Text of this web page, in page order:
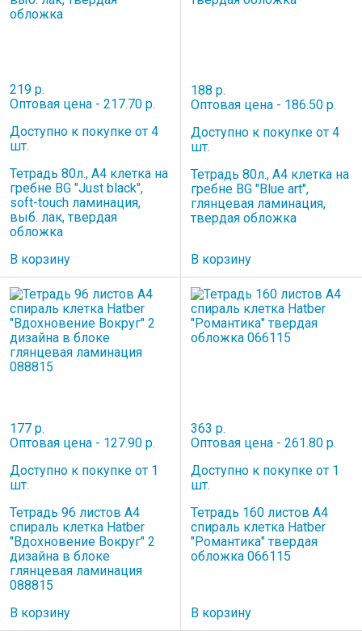
219 р.
Оптовая цена - 217.70 р.
Доступно к покупке от 4
шт.
Тетрадь 80л., А4 клетка на
гребне BG "Just black",
soft-touch ламинация,
выб. лак, твердая
обложка
В корзину
188 р.
Оптовая цена - 186.50 р.
Доступно к покупке от 4
шт.
Тетрадь 80л., А4 клетка на
гребне BG "Blue art",
глянцевая ламинация,
твердая обложка
В корзину
177 р.
Оптовая цена - 127.90 р.
Доступно к покупке от 1
шт.
Тетрадь 96 листов A4
спираль клетка Hatber
"Вдохновение Вокруг" 2
дизайна в блоке
глянцевая ламинация
088815
В корзину
363 р.
Оптовая цена - 261.80 р.
Доступно к покупке от 1
шт.
Тетрадь 160 листов A4
спираль клетка Hatber
"Романтика" твердая
обложка 066115
В корзину